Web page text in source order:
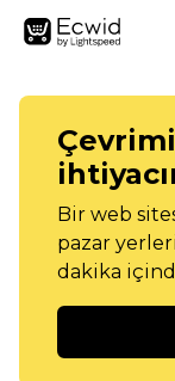
Bir web
pazar
dakika